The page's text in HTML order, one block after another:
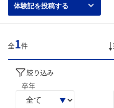
体験記を投稿する
全1件
絞り込み
卒年